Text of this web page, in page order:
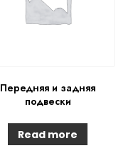
Передняя и задняя
подвески
Read more